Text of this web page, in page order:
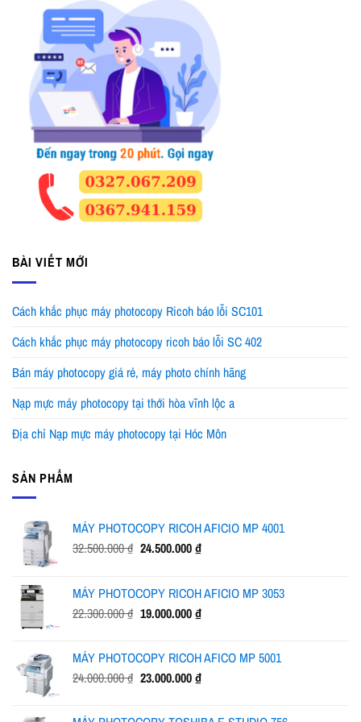
BÀI VIẾT MỚI
Cách khắc phục máy photocopy Ricoh báo lỗi SC101
Cách khắc phục máy photocopy ricoh báo lỗi SC 402
Bán máy photocopy giá rẻ, máy photo chính hãng
Nạp mực máy photocopy tại thới hòa vĩnh lộc a
Địa chỉ Nạp mực máy photocopy tại Hóc Môn
SẢN PHẨM
MÁY PHOTOCOPY RICOH AFICIO MP 4001
32.500.000₫ Giá
32.500.000 ₫.
24.500.000₫Giá
là:
24.500.000 ₫.
MÁY PHOTOCOPY RICOH AFICIO MP 3053
22.300.000₫ Giá
22.300.000 ₫.
19.000.000₫Giá
là:
19.000.000 ₫.
MÁY PHOTOCOPY RICOH AFICO MP 5001
24.000.000₫ Giá
23.000.000₫Giá